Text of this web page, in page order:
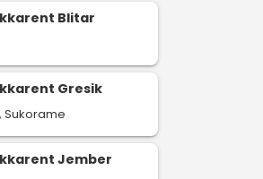
Blitar
Gresik
Sukorame
Jember